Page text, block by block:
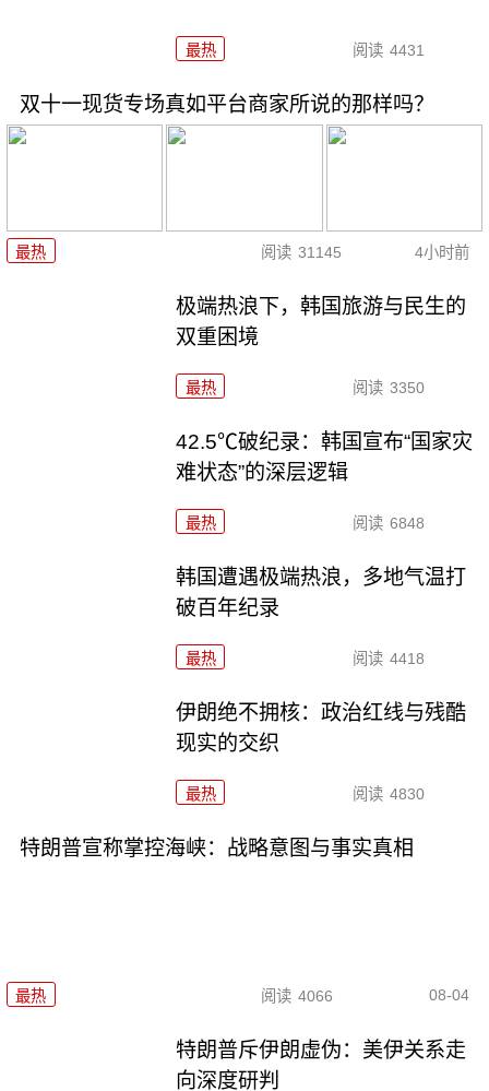
最热 阅读 4431
双十一现货专场真如平台商家所说的那样吗？
最热 阅读 31145 4小时前
极端热浪下，韩国旅游与民生的
双重困境
最热 阅读 3350
42.5℃破纪录：韩国宣布“国家灾
难状态”的深层逻辑
最热 阅读 6848
韩国遭遇极端热浪，多地气温打
破百年纪录
最热 阅读 4418
伊朗绝不拥核：政治红线与残酷
现实的交织
最热 阅读 4830
特朗普宣称掌控海峡：战略意图与事实真相
最热 阅读 4066 08-04
特朗普斥伊朗虚伪：美伊关系走
向深度研判